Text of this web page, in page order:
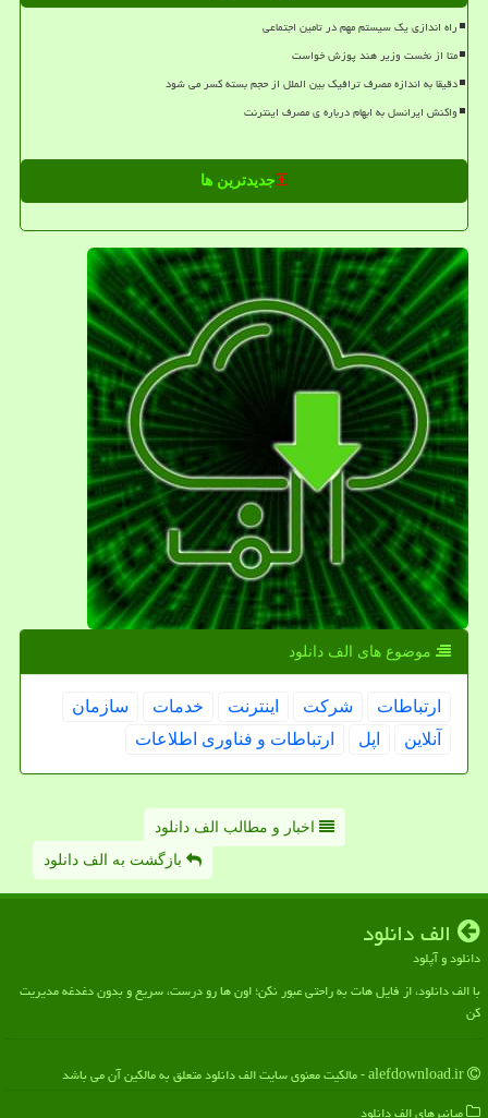
راه اندازی یک سیستم مهم در تامین اجتماعی
متا از نخست وزیر هند پوزش خواست
دقیقا به اندازه مصرف ترافیک بین الملل از حجم بسته کسر می شود
واکنش ایرانسل به ابهام درباره ی مصرف اینترنت
جدیدترین ها
موضوع های الف دانلود
ارتباطات شركت اینترنت خدمات
سازمان
آنلاین
اپل ارتباطات و فناوری اطلاعات
اخبار و مطالب الف دانلود
بازگشت به الف دانلود
الف دانلود
دانلود و آپلود
با الف دانلود، از فایل هات به راحتی عبور نکن؛ اون ها رو درست، سریع و بدون دغدغه مدیریت
کن